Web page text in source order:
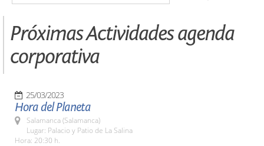
Próximas Actividades agenda
corporativa
25/03/2023
Hora del Planeta
Salamanca (Salamanca)
Lugar: Palacio y Patio de La Salina
Hora: 20:30 h.